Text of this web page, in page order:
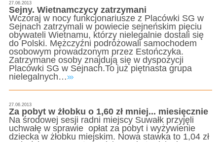
27.06.2013
Sejny. Wietnamczycy zatrzymani
Wczoraj w nocy funkcjonariusze z Placówki SG w
Sejnach zatrzymali w powiecie sejneńskim pięciu
obywateli Wietnamu, którzy nielegalnie dostali się
do Polski. Mężczyźni podróżowali samochodem
osobowym prowadzonym przez Estończyka.
Zatrzymane osoby znajdują się w dyspozycji
Placówki SG w Sejnach.To już piętnasta grupa
nielegalnych…
27.06.2013
Za pobyt w żłobku o 1,60 zł mniej... miesięcznie
Na środowej sesji radni miejscy Suwałk przyjęli
uchwałę w sprawie opłat za pobyt i wyżywienie
dziecka w żłobku miejskim. Nowa stawka to 1,04 zł